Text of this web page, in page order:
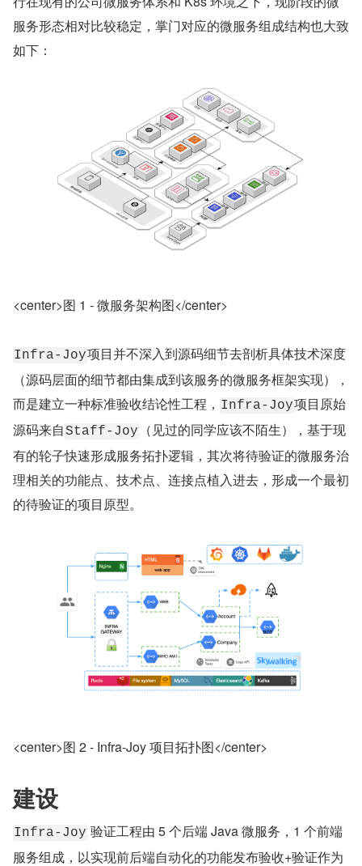
服务形态相对比较稳定，掌门对应的微服务组成结构也大致
如下：
<center>图 1 - 微服务架构图</center>
Infra-Joy项目并不深入到源码细节去剖析具体技术深度
（源码层面的细节都由集成到该服务的微服务框架实现），
而是建立一种标准验收结论性工程， Infra-Joy项目原始
源码来自Staff-Joy
（见过的同学应该不陌生），基于现
有的轮子快速形成服务拓扑逻辑，其次将待验证的微服务治
理相关的功能点、技术点、连接点植入进去，形成一个最初
的待验证的项目原型。
<center>图 2 - Infra-Joy 项目拓扑图</center>
建设
Infra-Joy 验证工程由 5 个后端 Java 微服务，1 个前端
服务组成，以实现前后端自动化的功能发布验收+验证作为